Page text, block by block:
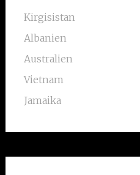
Kirgisistan
Albanien
Australien
Vietnam
Jamaika